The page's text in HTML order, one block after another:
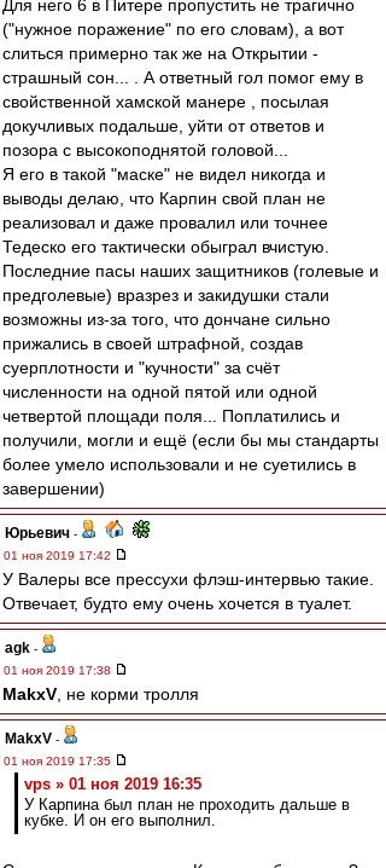
Для него 6 в Питере пропустить не трагично
("нужное поражение" по его словам), а вот
слиться примерно так же на Открытии -
страшный сон... . А ответный гол помог ему в
свойственной хамской манере , посылая
докучливых подальше, уйти от ответов и
позора с высокоподнятой головой...
Я его в такой "маске" не видел никогда и
выводы делаю, что Карпин свой план не
реализовал и даже провалил или точнее
Тедеско его тактически обыграл вчистую.
Последние пасы наших защитников (голевые и
предголевые) вразрез и закидушки стали
возможны из-за того, что дончане сильно
прижались в своей штрафной, создав
суерплотности и "кучности" за счёт
численности на одной пятой или одной
четвертой площади поля... Поплатились и
получили, могли и ещё (если бы мы стандарты
более умело использовали и не суетились в
завершении)
Юрьевич -
01 ноя 2019 17:42
У Валеры все прессухи флэш-интервью такие.
Отвечает, будто ему очень хочется в туалет.
agk -
01 ноя 2019 17:38
MakxV , не корми тролля
MakxV -
01 ноя 2019 17:35
vps » 01 ноя 2019 16:35
У Карпина был план не проходить дальше в
кубке. И он его выполнил.